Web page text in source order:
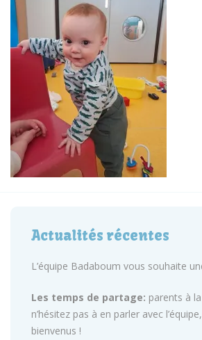
Actualités récentes
L’équipe Badaboum vous souhaite
Les temps de partage: parents à
n’hésitez pas à en parler avec
bienvenus !